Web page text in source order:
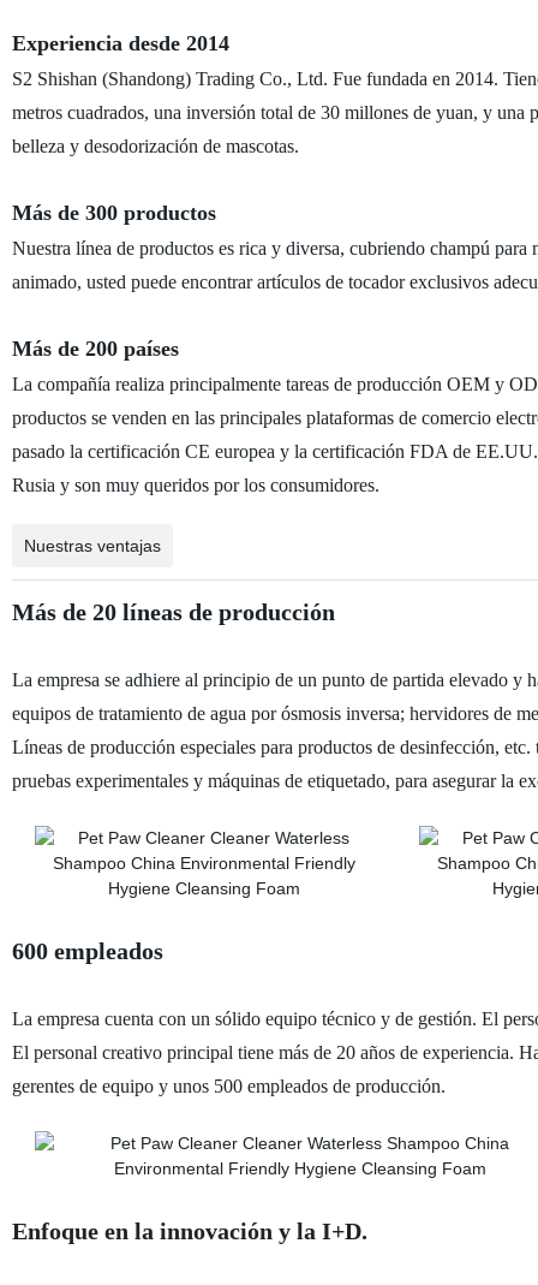
Experiencia desde 2014
S2 Shishan (Shandong) Trading Co., Ltd. Fue fundada en 2014.
metros cuadrados, una inversión total de 30 millones de yuan, y
belleza y desodorización de mascotas.
Más de 300 productos
Nuestra línea de productos es rica y diversa, cubriendo champú
animado, usted puede encontrar artículos de tocador exclusivos
Más de 200 países
La compañía realiza principalmente tareas de producción OEM y
productos se venden en las principales plataformas de comercio
pasado la certificación CE europea y la certificación FDA de
Rusia y son muy queridos por los consumidores.
Nuestras ventajas
Más de 20 líneas de producción
La empresa se adhiere al principio de un punto de partida elevado
equipos de tratamiento de agua por ósmosis inversa; hervidores de
Líneas de producción especiales para productos de desinfección,
pruebas experimentales y máquinas de etiquetado, para asegurar la
600 empleados
La empresa cuenta con un sólido equipo técnico y de gestión. El
El personal creativo principal tiene más de 20 años de experiencia.
gerentes de equipo y unos 500 empleados de producción.
Enfoque en la innovación y la I+D.